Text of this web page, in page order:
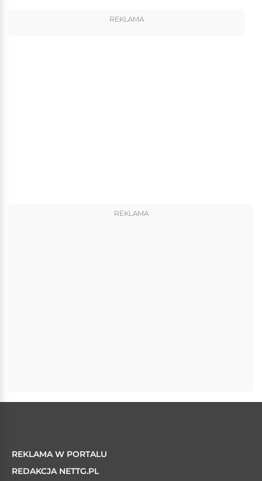
REKLAMA
REKLAMA
REKLAMA W PORTALU
REDAKCJA NETTG.PL